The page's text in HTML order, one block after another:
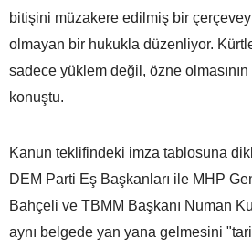
bitişini müzakere edilmiş bir
olmayan bir hukukla düzenliyor.
sadece yüklem değil, özne olmasının
konuştu.
Kanun teklifindeki imza tablosuna
DEM Parti Eş Başkanları ile MHP
Bahçeli ve TBMM Başkanı Numan
aynı belgede yan yana gelmesini